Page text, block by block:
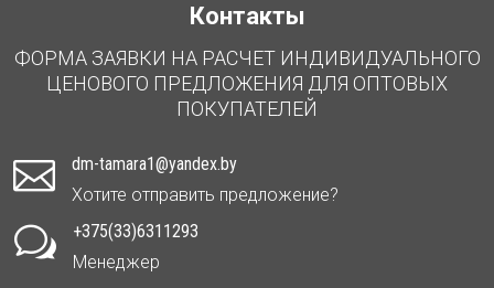
Контакты
ФОРМА ЗАЯВКИ НА РАСЧЕТ ИНДИВИДУАЛЬНОГО
ЦЕНОВОГО ПРЕДЛОЖЕНИЯ ДЛЯ ОПТОВЫХ
ПОКУПАТЕЛЕЙ

dm-tamara1@yandex.by
Хотите отправить предложение?
w
+375(33)6311293
Менеджер